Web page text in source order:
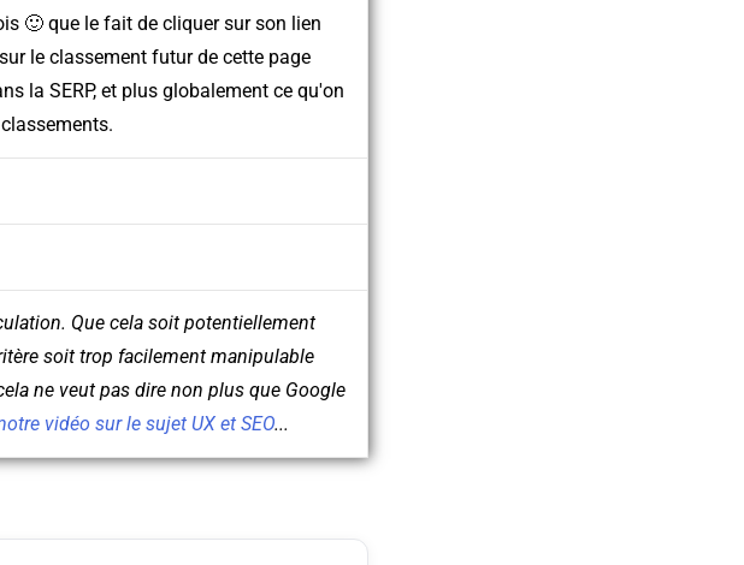
🙂 que le fait de cliquer sur son lien
le classement futur de cette page
la SERP, et plus globalement ce qu'on
Que cela soit potentiellement
soit trop facilement manipulable
ne veut pas dire non plus que Google
vidéo sur le sujet UX et SEO...